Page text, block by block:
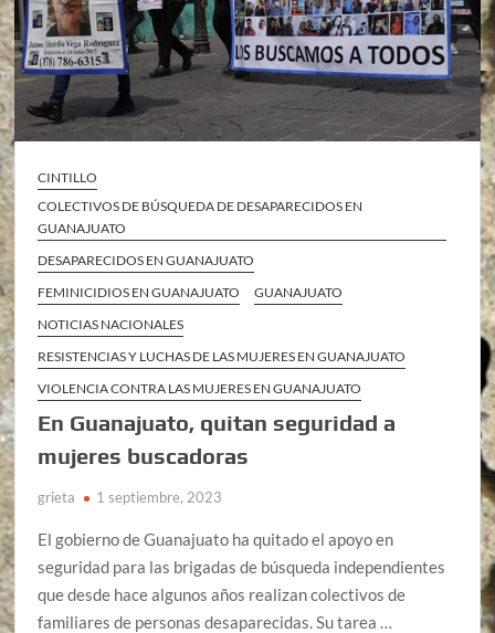
CINTILLO
COLECTIVOS DE BÚSQUEDA DE DESAPARECIDOS EN
GUANAJUATO
DESAPARECIDOS EN GUANAJUATO
FEMINICIDIOS EN GUANAJUATO
GUANAJUATO
NOTICIAS NACIONALES
RESISTENCIAS Y LUCHAS DE LAS MUJERES EN GUANAJUATO
VIOLENCIA CONTRA LAS MUJERES EN GUANAJUATO
En Guanajuato, quitan seguridad a
mujeres buscadoras
grieta 1 septiembre, 2023
El gobierno de Guanajuato ha quitado el apoyo en
seguridad para las brigadas de búsqueda independientes
que desde hace algunos años realizan colectivos de
familiares de personas desaparecidas. Su tarea …